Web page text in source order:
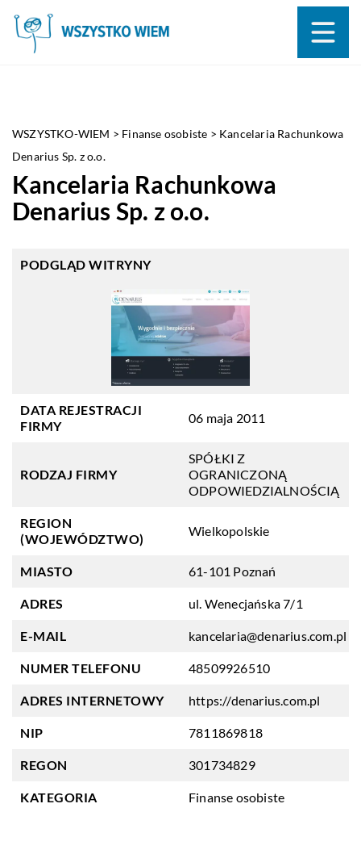
WSZYSTKO-WIEM > Finanse osobiste > Kancelaria Rachunkowa
Denarius Sp. z o.o.
Kancelaria Rachunkowa
Denarius Sp. z o.o.
PODGLĄD WITRYNY
DATA REJESTRACJI
FIRMY
06 maja 2011
RODZAJ FIRMY
SPÓŁKI Z
OGRANICZONĄ
ODPOWIEDZIALNOŚCIĄ
REGION
(WOJEWÓDZTWO)
Wielkopolskie
MIASTO 61-101 Poznań
ADRES ul. Wenecjańska 7/1
E-MAIL kancelaria@denarius.com.pl
NUMER TELEFONU 48509926510
ADRES INTERNETOWY https://denarius.com.pl
NIP 7811869818
REGON 301734829
KATEGORIA Finanse osobiste